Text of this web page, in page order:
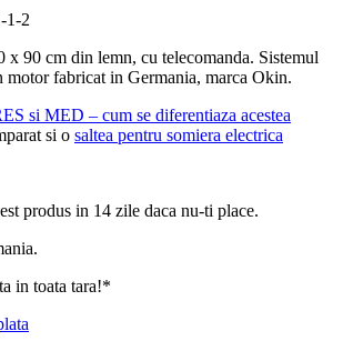
1-2
x 90 cm din lemn, cu telecomanda. Sistemul
motor fabricat in Germania, marca Okin.
si MED – cum se diferentiaza acestea
si o saltea pentru somiera electrica
produs in 14 zile daca nu-ti place.
in toata tara!*